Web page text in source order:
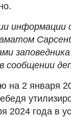
информации
сообщении
на 2 января
2024 года в